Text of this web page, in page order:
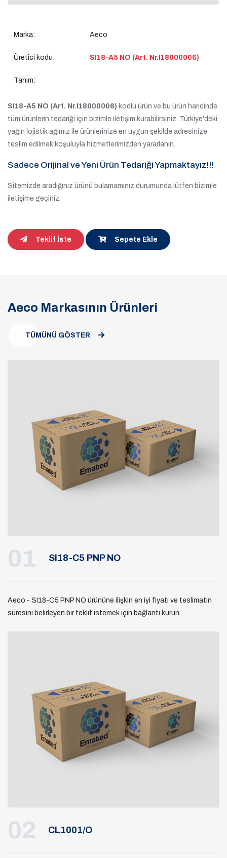
Marka: Aeco
Üretici kodu: SI18-A5 NO (Art. Nr.I18000006)
Tanım:
SI18-A5 NO (Art. Nr.I18000006) kodlu ürün ve bu ürün haricinde
tüm ürünlerin tedariği için bizimle iletişim kurabilirsiniz. Türkiye'deki
yağın lojistik ağımız ile ürünlerinize en uygun şekilde adresinize
teslim edilmek koşuluyla hizmetlerimizden yararlanın.
Sadece Orijinal ve Yeni Ürün Tedariği Yapmaktayız!!!
Sitemizde aradığınız ürünü bulamamınız durumunda lütfen bizimle
iletişime geçiniz.
Teklif İste Sepete Ekle
Aeco Markasının Ürünleri
TÜMÜNÜ GÖSTER
01 SI18-C5 PNP NO
Aeco - SI18-C5 PNP NO ürününe ilişkin en iyi fiyatı ve teslimatın
süresini belirleyen bir teklif istemek için bağlantı kurun.
02 CL1001/O